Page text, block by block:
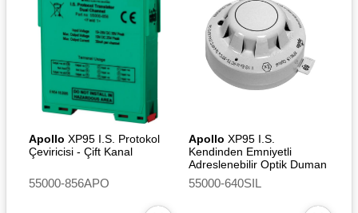
Apollo XP95 I.S. Protokol
Çeviricisi - Çift Kanal
55000-856APO
Apollo XP95 I.S.
Kendinden Emniyetli
Adreslenebilir Optik Duman
Dedektörü [SIL2]
55000-640SIL